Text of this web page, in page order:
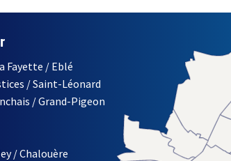
À LA LETTRE D'INFORMATION DES
Fayette / Eblé
/ Saint-Léonard
/ Grand-Pigeon
/ Chalouère